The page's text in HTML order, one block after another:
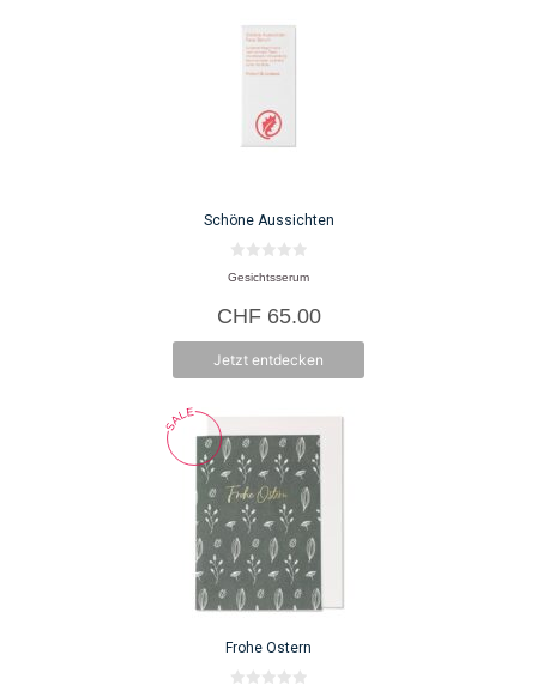
Schöne Aussichten
0
v
n
5
Gesichtsserum
CHF65.00
Jetzt entdecken
Frohe Ostern